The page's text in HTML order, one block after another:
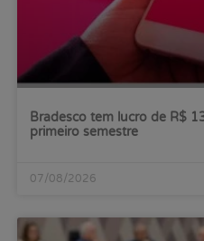
Bradesco tem lucro de R$
primeiro semestre
07/08/2026